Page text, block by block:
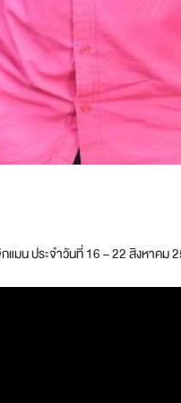
แมน ประจำวันที่ 16 – 22 สิงหาคม